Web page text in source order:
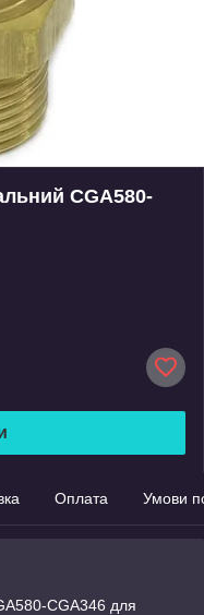
CGA580-
Оплата Умови
CGA346 для